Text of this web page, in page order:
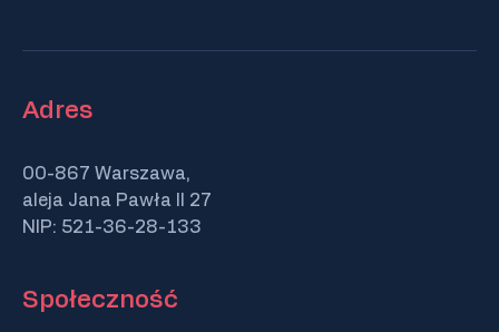
Adres
00-867 Warszawa,
aleja Jana Pawła II 27
NIP: 521-36-28-133
Społeczność